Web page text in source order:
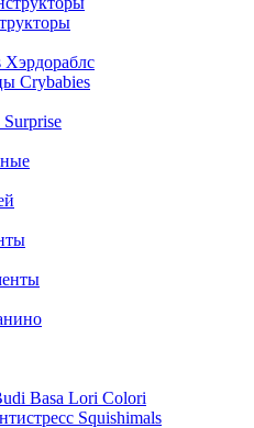
Crybabies
Basa Lori Colori
Squishimals